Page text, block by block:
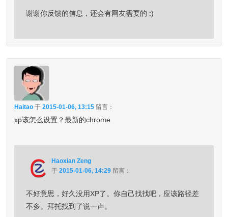
谢谢你反馈的信息，还会有网友需要的 :)
Haitao 于2015-01-06, 13:15 留言：
xp该怎么设置？最新的chrome
Haoxian Zeng
于2015-01-06, 14:29 留言：
不好意思，好久没用XP了。你自己找找吧，应该路径差
不多。拜托找到了说一声。